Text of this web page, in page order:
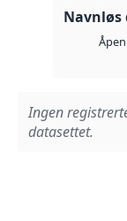
Ingen
datasettet.